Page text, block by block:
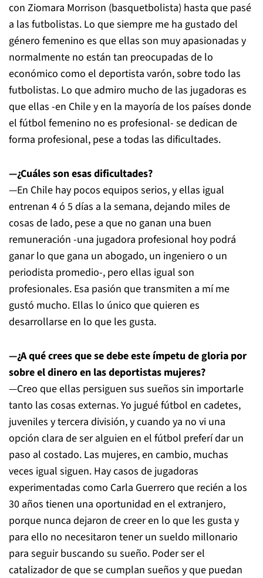
con Ziomara Morrison (basquetbolista) hasta que pasé
a las futbolistas. Lo que siempre me ha gustado del
género femenino es que ellas son muy apasionadas y
normalmente no están tan preocupadas de lo
económico como el deportista varón, sobre todo las
futbolistas. Lo que admiro mucho de las jugadoras es
que ellas -en Chile y en la mayoría de los países donde
el fútbol femenino no es profesional- se dedican de
forma profesional, pese a todas las dificultades.
—¿Cuáles son esas dificultades?
—En Chile hay pocos equipos serios, y ellas igual
entrenan 4 ó 5 días a la semana, dejando miles de
cosas de lado, pese a que no ganan una buen
remuneración -una jugadora profesional hoy podrá
ganar lo que gana un abogado, un ingeniero o un
periodista promedio-, pero ellas igual son
profesionales. Esa pasión que transmiten a mí me
gustó mucho. Ellas lo único que quieren es
desarrollarse en lo que les gusta.
—¿A qué crees que se debe este ímpetu de gloria por
sobre el dinero en las deportistas mujeres?
—Creo que ellas persiguen sus sueños sin importarle
tanto las cosas externas. Yo jugué fútbol en cadetes,
juveniles y tercera división, y cuando ya no vi una
opción clara de ser alguien en el fútbol preferí dar un
paso al costado. Las mujeres, en cambio, muchas
veces igual siguen. Hay casos de jugadoras
experimentadas como Carla Guerrero que recién a los
30 años tienen una oportunidad en el extranjero,
porque nunca dejaron de creer en lo que les gusta y
para ello no necesitaron tener un sueldo millonario
para seguir buscando su sueño. Poder ser el
catalizador de que se cumplan sueños y que puedan